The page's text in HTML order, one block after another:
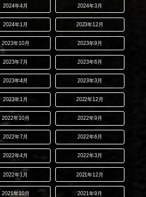
2024年4月 2024年3月
2024年1月 2023年12月
2023年10月 2023年9月
2023年7月 2023年6月
2023年4月 2023年3月
2023年1月 2022年12月
2022年10月 2022年9月
2022年7月 2022年6月
2022年4月 2022年3月
2022年1月 2021年12月
2021年10月 2021年9月